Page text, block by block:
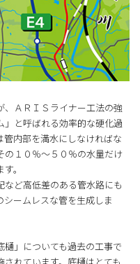
ＡＲＩＳライナー工法の強
と呼ばれる効率的な硬化過
内部を満水にしなければな
の１０％～５０％の水量だけ
。
ど高低差のある管水路にも
ームレスな管を生成しま
」についても過去の工事で